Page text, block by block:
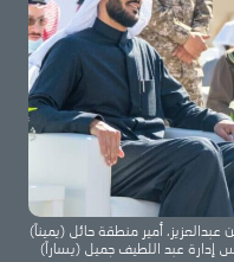
أمير منطقة حائل (يميناً)
عبد اللطيف جميل (يساراً)